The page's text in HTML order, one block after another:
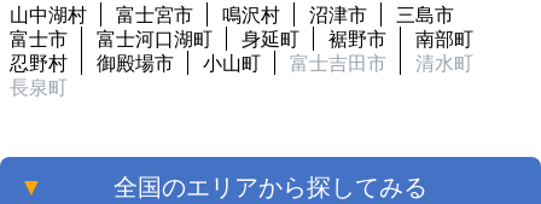
山中湖村 富士宮市 鳴沢村 沼津市
三島市
富士市
富士河口湖町 身延町 裾野市
南部町
忍野村
御殿場市 小山町 富士吉田市
清水町
長泉町
▼ 全国のエリアから探してみる